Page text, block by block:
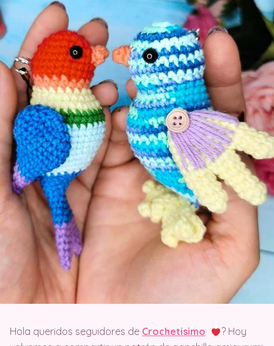
Hola queridos seguidores de Crochetisimo
? Hoy